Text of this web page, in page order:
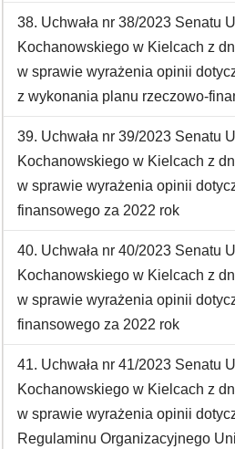
38. Uchwała nr 38/2023 Senatu
Kochanowskiego w Kielcach z
w sprawie wyrażenia opinii
z wykonania planu rzeczowo-
39. Uchwała nr 39/2023 Senatu
Kochanowskiego w Kielcach z
w sprawie wyrażenia opinii
finansowego za 2022 rok
40. Uchwała nr 40/2023 Senatu
Kochanowskiego w Kielcach z
w sprawie wyrażenia opinii
finansowego za 2022 rok
41. Uchwała nr 41/2023 Senatu
Kochanowskiego w Kielcach z
w sprawie wyrażenia opinii
Regulaminu Organizacyjnego